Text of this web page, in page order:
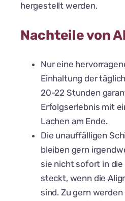
hergestellt werden.
Nachteile von
Nur eine
Einhaltung der
20-22 Stunden
Erfolgserlebnis mit
Lachen am Ende.
Die unauffälligen
bleiben gern
sie nicht sofort in
steckt, wenn die
sind. Zu gern werden